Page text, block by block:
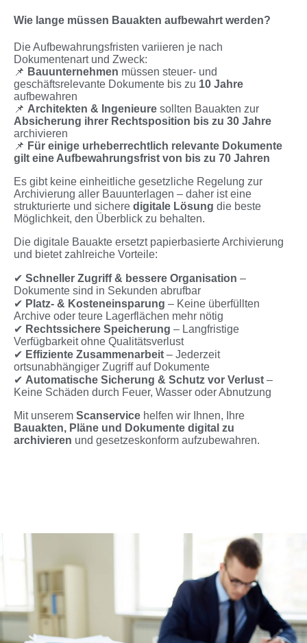
Wie lange müssen Bauakten aufbewahrt werden?
Die Aufbewahrungsfristen variieren je nach
Dokumentenart und Zweck:
📌 Bauunternehmen müssen steuer- und
geschäftsrelevante Dokumente bis zu 10 Jahre
aufbewahren
📌 Architekten & Ingenieure sollten Bauakten zur
Absicherung ihrer Rechtsposition bis zu 30 Jahre
archivieren
📌 Für einige urheberrechtlich relevante Dokumente
gilt eine Aufbewahrungsfrist von bis zu 70 Jahren
Es gibt keine einheitliche gesetzliche Regelung zur
Archivierung aller Bauunterlagen – daher ist eine
strukturierte und sichere digitale Lösung die beste
Möglichkeit, den Überblick zu behalten.
Die digitale Bauakte ersetzt papierbasierte Archivierung
und bietet zahlreiche Vorteile:
✔ Schneller Zugriff & bessere Organisation –
Dokumente sind in Sekunden abrufbar
✔ Platz- & Kosteneinsparung – Keine überfüllten
Archive oder teure Lagerflächen mehr nötig
✔ Rechtssichere Speicherung – Langfristige
Verfügbarkeit ohne Qualitätsverlust
✔ Effiziente Zusammenarbeit – Jederzeit
ortsunabhängiger Zugriff auf Dokumente
✔ Automatische Sicherung & Schutz vor Verlust –
Keine Schäden durch Feuer, Wasser oder Abnutzung
Mit unserem Scanservice helfen wir Ihnen, Ihre
Bauakten, Pläne und Dokumente digital zu
archivieren und gesetzeskonform aufzubewahren.